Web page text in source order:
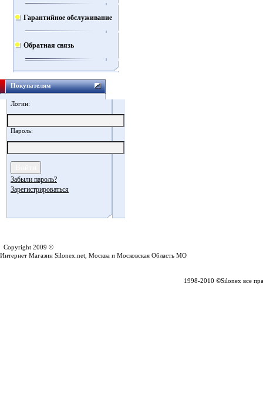
Гарантийное обслуживание
Обратная связь
Покупателям
Логин:
Пароль:
Забыли пароль?
Зарегистрироваться
Copyright 2009 ©
Интернет Магазин Silonex.net, Москва и Московская Область МО
1998-2010 ©Silonex все